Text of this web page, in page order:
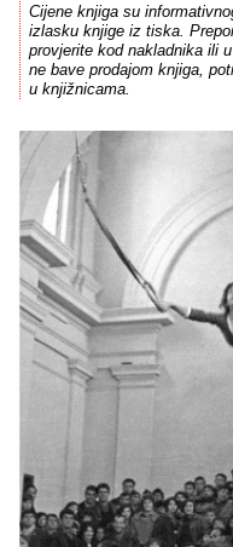
Cijene knjiga su
izlasku knjige iz tiska.
provjerite kod nakladnika ili
ne bave prodajom knjiga,
u knjižnicama.